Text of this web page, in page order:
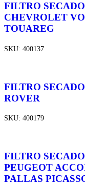
FILTRO
CHEVROLET
TOUAREG
SKU: 400137
FILTRO
ROVER
SKU: 400179
FILTRO
PEUGEOT
PALLAS